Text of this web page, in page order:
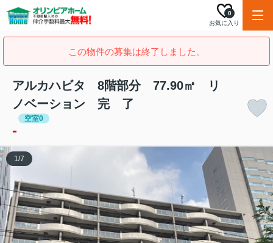
お気に入り
0
この物件の募集は終了しました。
アルカハビタ 8階部分 77.90㎡ リ
ノベーション 完 了
空室0
-
1/7